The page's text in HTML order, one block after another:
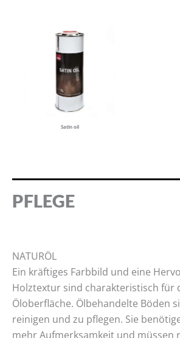
Satin oil
PFLEGE
NATURÖL
Ein kräftiges Farbbild und eine
Holztextur sind charakteristisch für
Öloberfläche. Ölbehandelte Böden
reinigen und zu pflegen. Sie
mehr Aufmerksamkeit und müssen